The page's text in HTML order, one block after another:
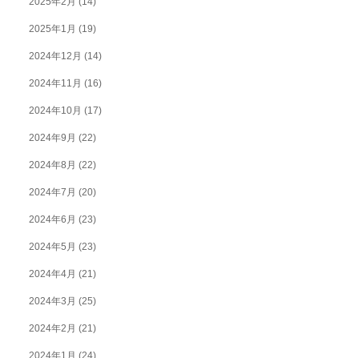
2025年1月 (19)
2024年12月 (14)
2024年11月 (16)
2024年10月 (17)
2024年9月 (22)
2024年8月 (22)
2024年7月 (20)
2024年6月 (23)
2024年5月 (23)
2024年4月 (21)
2024年3月 (25)
2024年2月 (21)
2024年1月 (24)